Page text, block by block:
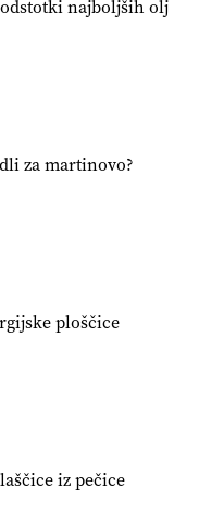
najboljših olj
za martinovo?
ploščice
iz pečice